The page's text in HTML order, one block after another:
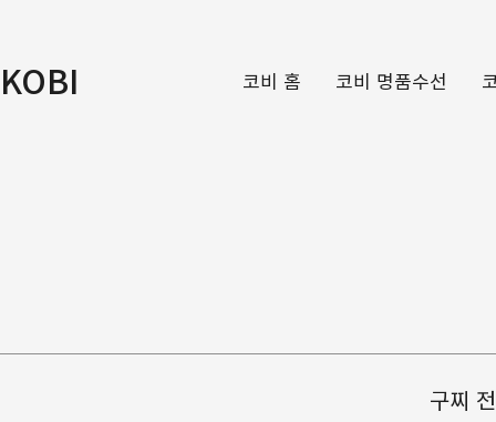
KOBI 코비 홈 코비 명품수선
구찌